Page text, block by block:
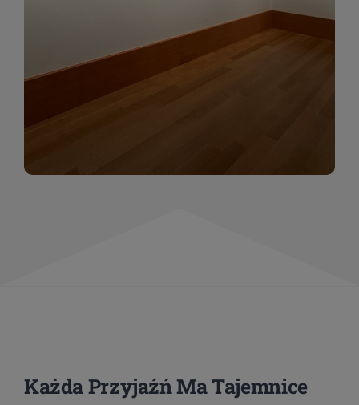
by każdy mógł powrócić do wyjątkowych
momentów. Zapraszamy do obejrzenia,
wspominania i inspirowania się!
Każda Przyjaźń Ma Tajemnice